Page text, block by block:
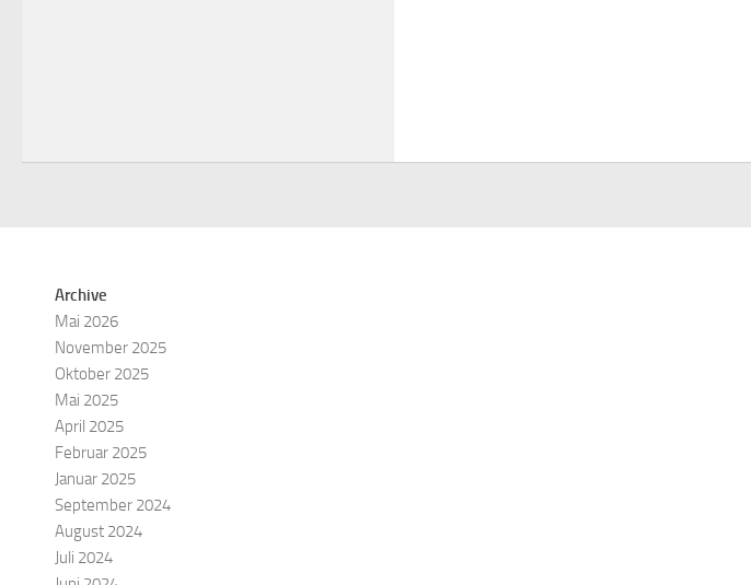
Archive
Mai 2026
November 2025
Oktober 2025
Mai 2025
April 2025
Februar 2025
Januar 2025
September 2024
August 2024
Juli 2024